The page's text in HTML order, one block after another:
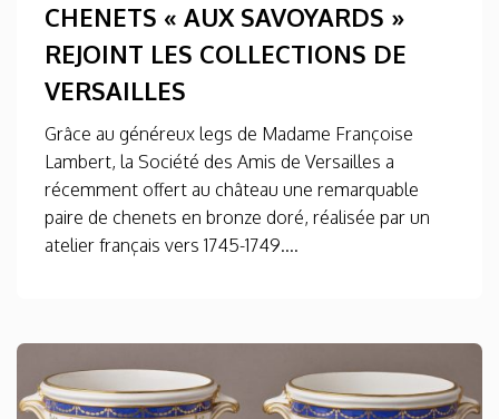
CHENETS « AUX SAVOYARDS »
REJOINT LES COLLECTIONS DE
VERSAILLES
Grâce au généreux legs de Madame Françoise
Lambert, la Société des Amis de Versailles a
récemment offert au château une remarquable
paire de chenets en bronze doré, réalisée par un
atelier français vers 1745-1749....